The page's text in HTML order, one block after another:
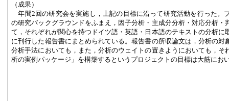
（成果）
年間2回の研究会を実施し，上記の目標に沿って研究活動を行った。
の研究バックグラウンドをふまえ，因子分析・主成分分析・対応分析・
て，それぞれが関心を持つドイツ語・英語・日本語のテキストの分析に
に刊行した報告書にまとめられている。報告書の所収論文は，分析の対
分析手法においても，また，分析のウェイトの置きようにおいても，そ
析の実例パッケージ」を構築するというプロジェクトの目標は大筋にお